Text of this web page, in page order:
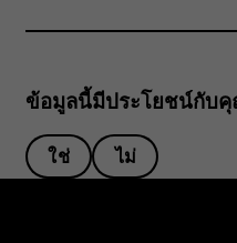
ข้อมูลนี้มีประโยชน์กับ
ใช่ ไม่